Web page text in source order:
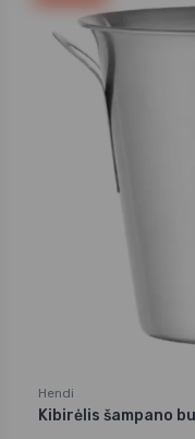
Hendi
Kibirėlis šampano